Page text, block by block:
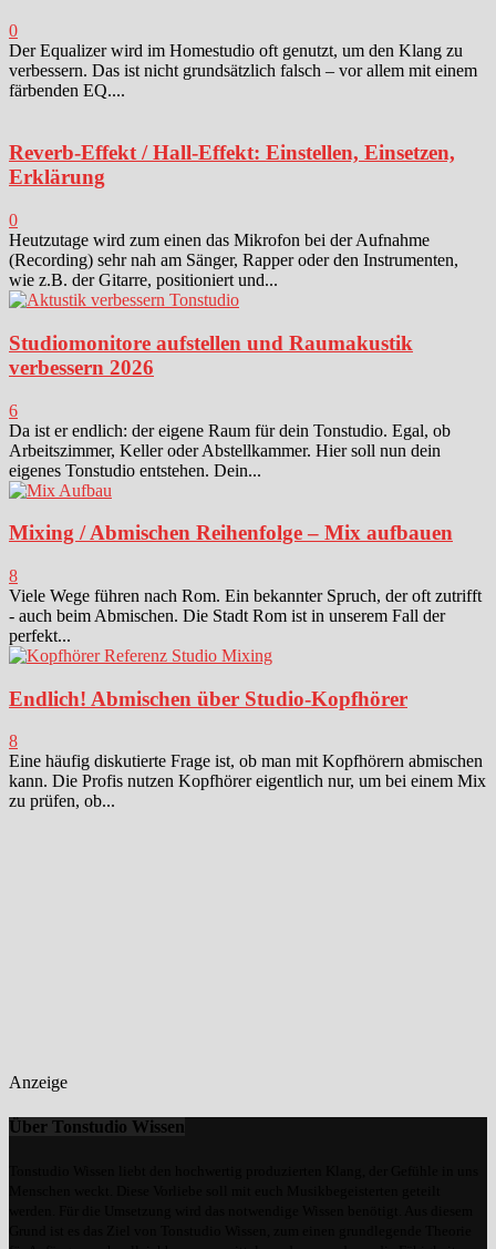
0
Der Equalizer wird im Homestudio oft genutzt, um den Klang zu
verbessern. Das ist nicht grundsätzlich falsch – vor allem mit einem
färbenden EQ....
Reverb-Effekt / Hall-Effekt: Einstellen, Einsetzen,
Erklärung
0
Heutzutage wird zum einen das Mikrofon bei der Aufnahme
(Recording) sehr nah am Sänger, Rapper oder den Instrumenten,
wie z.B. der Gitarre, positioniert und...
Studiomonitore aufstellen und Raumakustik
verbessern 2026
6
Da ist er endlich: der eigene Raum für dein Tonstudio. Egal, ob
Arbeitszimmer, Keller oder Abstellkammer. Hier soll nun dein
eigenes Tonstudio entstehen. Dein...
Mixing / Abmischen Reihenfolge – Mix aufbauen
8
Viele Wege führen nach Rom. Ein bekannter Spruch, der oft zutrifft
- auch beim Abmischen. Die Stadt Rom ist in unserem Fall der
perfekt...
Endlich! Abmischen über Studio-Kopfhörer
8
Eine häufig diskutierte Frage ist, ob man mit Kopfhörern abmischen
kann. Die Profis nutzen Kopfhörer eigentlich nur, um bei einem Mix
zu prüfen, ob...
Anzeige
Über Tonstudio Wissen